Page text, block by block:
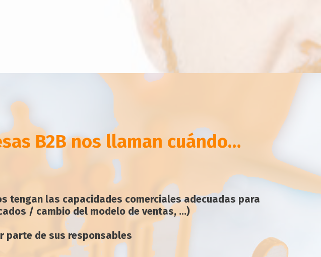
B2B nos llaman cuándo…
tengan las capacidades comerciales adecuadas para
/ cambio del modelo de ventas, …)
parte de sus responsables